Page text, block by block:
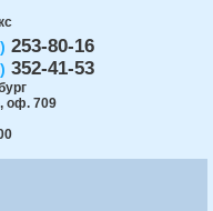
253-80-16
352-41-53
оф. 709